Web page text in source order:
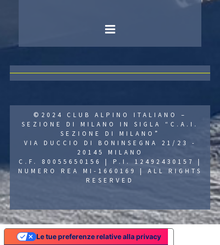
©2024 CLUB ALPINO ITALIANO –
SEZIONE DI MILANO IN SIGLA “C.A.I.
SEZIONE DI MILANO”
VIA DUCCIO DI BONINSEGNA 21/23 -
20145 MILANO
C.F. 80055650156 | P.I. 12492430157 |
NUMERO REA MI-1660169 | ALL RIGHTS
RESERVED
Le tue preferenze relative alla privacy